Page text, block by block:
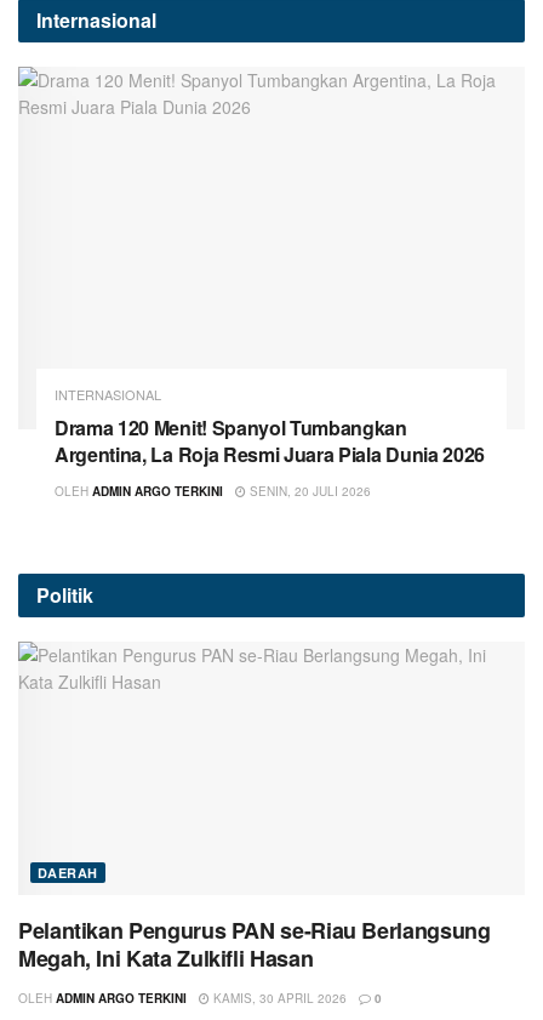
Internasional
INTERNASIONAL
Drama 120 Menit! Spanyol Tumbangkan
Argentina, La Roja Resmi Juara Piala Dunia 2026
OLEH ADMIN ARGO TERKINI SENIN, 20 JULI 2026
Politik
DAERAH
Pelantikan Pengurus PAN se-Riau Berlangsung
Megah, Ini Kata Zulkifli Hasan
OLEH ADMIN ARGO TERKINI KAMIS, 30 APRIL 2026 0